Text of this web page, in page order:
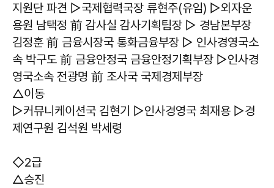
지원단 파견 ▷국제협력국장 류현주(유임) ▷외자운
용원 남택정 前 감사실 감사기획팀장 ▷ 경남본부장
김정훈 前 금융시장국 통화금융부장 ▷ 인사경영국소
속 박구도 前 금융안정국 금융안정기획부장 ▷인사경
영국소속 전광명 前 조사국 국제경제부장
△이동
▷커뮤니케이션국 김현기 ▷인사경영국 최재용 ▷경
제연구원 김석원 박세령
◇2급
△승진